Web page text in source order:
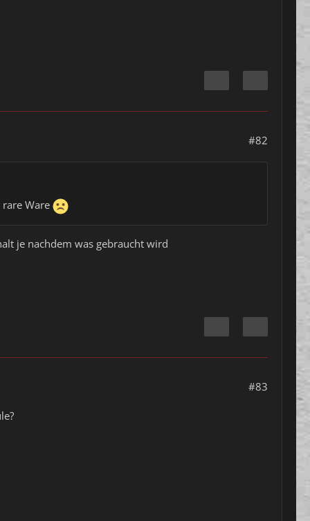
#82
Ware
je nachdem was gebraucht wird
#83